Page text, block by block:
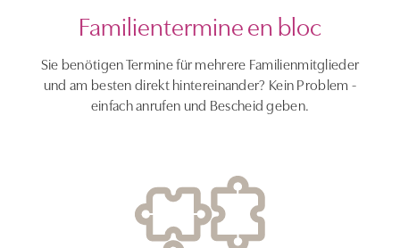
Familientermine en bloc
Sie benötigen Termine für mehrere Familienmitglieder
und am besten direkt hintereinander? Kein Problem -
einfach anrufen und Bescheid geben.